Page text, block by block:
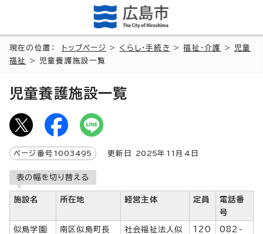
現在の位置： トップページ > くらし・手続き >福祉・介護 >
児童
福祉
> 児童養護施設一覧
児童養護施設一覧
ページ番号 1003495 更新日 2025年 11 月4日
表の幅を切り替える
施設名 所在地 経営主体 定員
電話番
号
似島学園
南区似島町長
社会福祉法人似
120
082-